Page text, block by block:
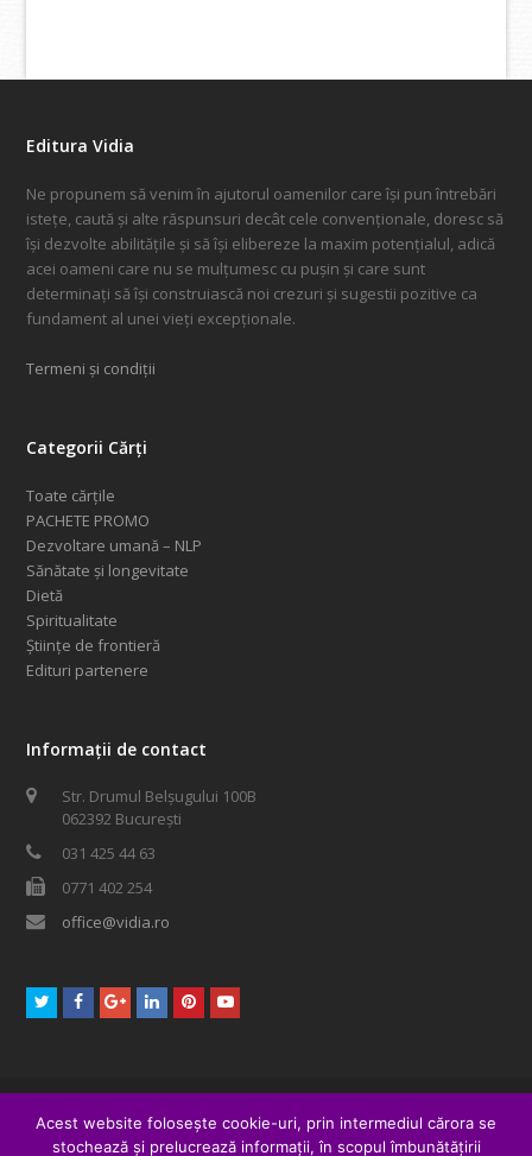
Editura Vidia
Ne propunem să venim în ajutorul oamenilor care își pun întrebări
istețe, caută și alte răspunsuri decât cele convenționale, doresc să
își dezvolte abilitățile și să își elibereze la maxim potențialul, adică
acei oameni care nu se mulțumesc cu pușin și care sunt
determinați să își construiască noi crezuri și sugestii pozitive ca
fundament al unei vieți excepționale.
Termeni și condiții
Categorii Cărți
Toate cărțile
PACHETE PROMO
Dezvoltare umană – NLP
Sănătate și longevitate
Dietă
Spiritualitate
Științe de frontieră
Edituri partenere
Informații de contact
Str. Drumul Belșugului 100B
062392 București
031 425 44 63
0771 402 254
office@vidia.ro
TwitterFacebookGooglePlus
LinkedInPinterestYoutube
© 2016 XPOSED Media SRL. Toate drepturile rezervate.
form 201 woocommerce meditatii
Acest website folosește cookie-uri, prin intermediul cărora se
stochează și prelucrează informații, în scopul îmbunătățirii